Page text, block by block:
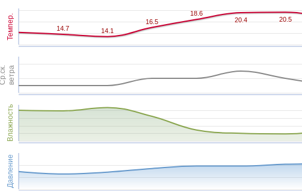
Темпер.
Ср.ск.ветра
Влажность
Давление
14.7
14.7 14.1
14.1
16.5
16.5
18.6
18.6
20.4
20.4 20.5
20.5